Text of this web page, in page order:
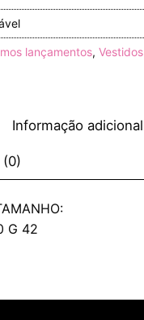
lançamentos, Vestidos
Informação adicional
(0)
G 42